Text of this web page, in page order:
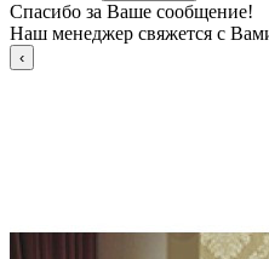
Спасибо за Ваше сообщение!
Наш менеджер свяжется с